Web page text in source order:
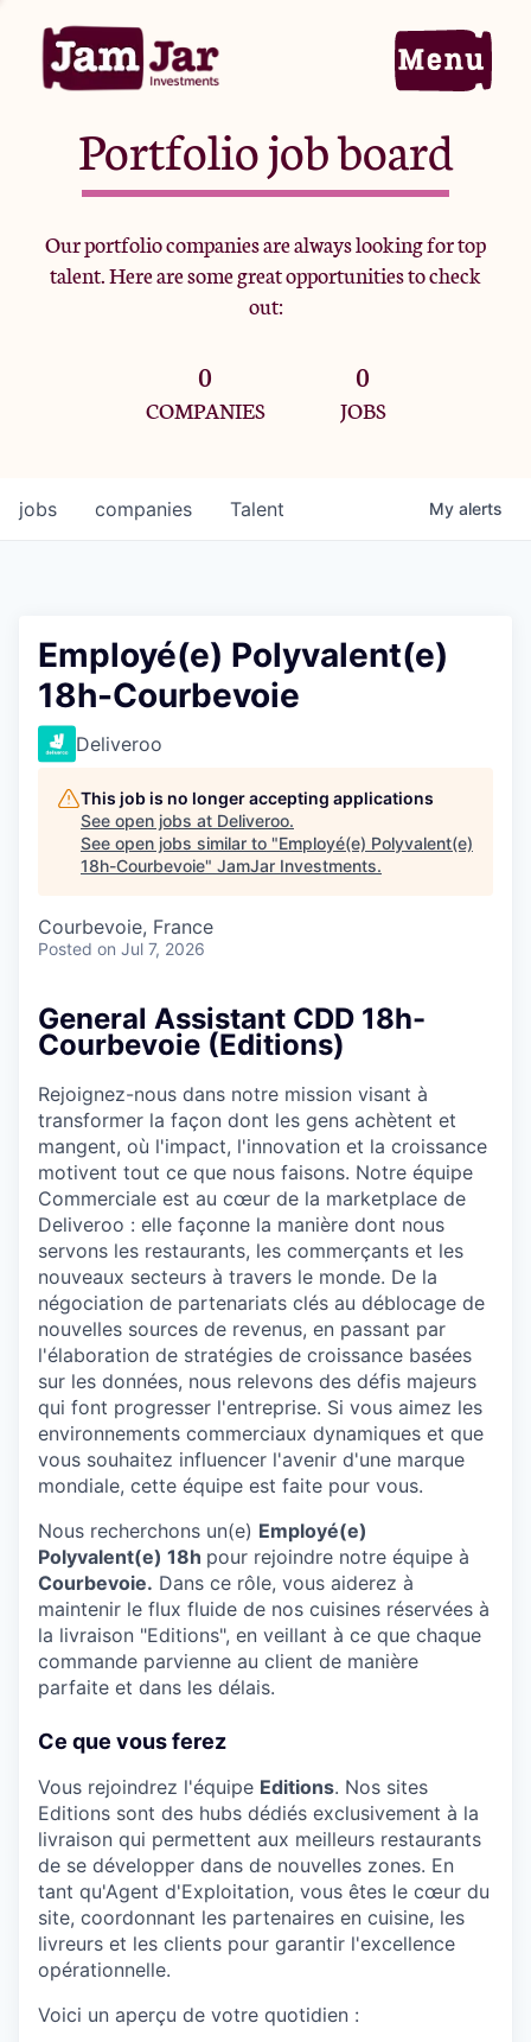
Home
Portfolio
Team
Criteria
Jobs
Portfolio job board
Our portfolio companies are always looking for top
talent. Here are some great opportunities to check
out:
0
COMPANIES
0
JOBS
jobs companies Talent My alerts
Employé(e) Polyvalent(e)
18h-Courbevoie
Deliveroo
This job is no longer accepting applications
See open jobs at Deliveroo.
See open jobs similar to "Employé(e) Polyvalent(e)
18h-Courbevoie" JamJar Investments.
Courbevoie, France
Posted on Jul 7, 2026
General Assistant CDD 18h-
Courbevoie (Editions)
Rejoignez-nous dans notre mission visant à
transformer la façon dont les gens achètent et
mangent, où l'impact, l'innovation et la croissance
motivent tout ce que nous faisons. Notre équipe
Commerciale est au cœur de la marketplace de
Deliveroo : elle façonne la manière dont nous
servons les restaurants, les commerçants et les
nouveaux secteurs à travers le monde. De la
négociation de partenariats clés au déblocage de
nouvelles sources de revenus, en passant par
l'élaboration de stratégies de croissance basées
sur les données, nous relevons des défis majeurs
qui font progresser l'entreprise. Si vous aimez les
environnements commerciaux dynamiques et que
vous souhaitez influencer l'avenir d'une marque
mondiale, cette équipe est faite pour vous.
Nous recherchons un(e) Employé(e)
Polyvalent(e) 18h pour rejoindre notre équipe à
Courbevoie. Dans ce rôle, vous aiderez à
maintenir le flux fluide de nos cuisines réservées à
la livraison "Editions", en veillant à ce que chaque
commande parvienne au client de manière
parfaite et dans les délais.
Ce que vous ferez
Vous rejoindrez l'équipe Editions. Nos sites
Editions sont des hubs dédiés exclusivement à la
livraison qui permettent aux meilleurs restaurants
de se développer dans de nouvelles zones. En
tant qu'Agent d'Exploitation, vous êtes le cœur du
site, coordonnant les partenaires en cuisine, les
livreurs et les clients pour garantir l'excellence
opérationnelle.
Voici un aperçu de votre quotidien :